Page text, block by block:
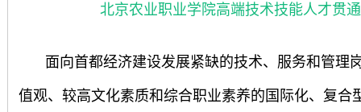
北京农业职业学院高端技术技能人才贯
面向首都经济建设发展紧缺的技术、服务和管理
值观、较高文化素质和综合职业素养的国际化、复合